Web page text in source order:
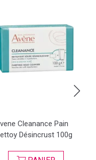
Cleanance Pain
Désincrust 100g